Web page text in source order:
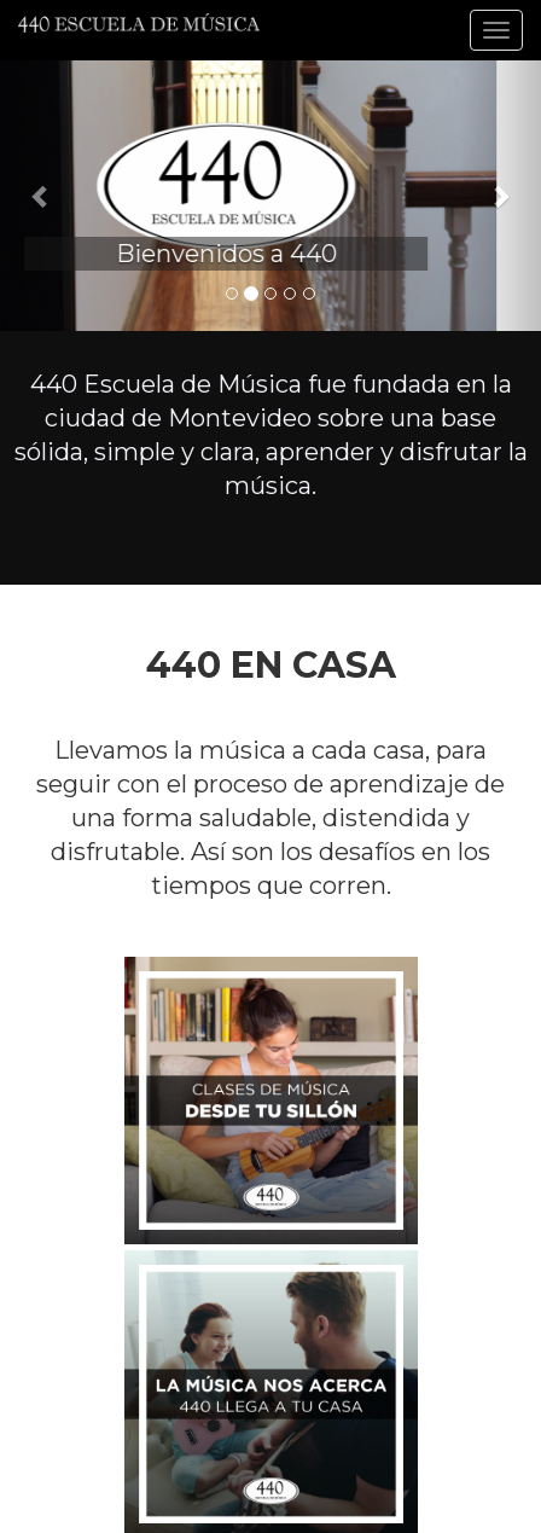
Pasar
contenido
ELEGÍ TU
INSTRUMENTO
Aprendé todo lo que te gusta,
guitarra, bajo, batería, piano,
teclado, violín, ukelele y más.
440 Escuela de Música fue fundada en la
ciudad de Montevideo sobre una base
sólida, simple y clara, aprender y disfrutar la
música.
440 EN CASA
Llevamos la música a cada casa, para
seguir con el proceso de aprendizaje de
una forma saludable, distendida y
disfrutable. Así son los desafíos en los
tiempos que corren.